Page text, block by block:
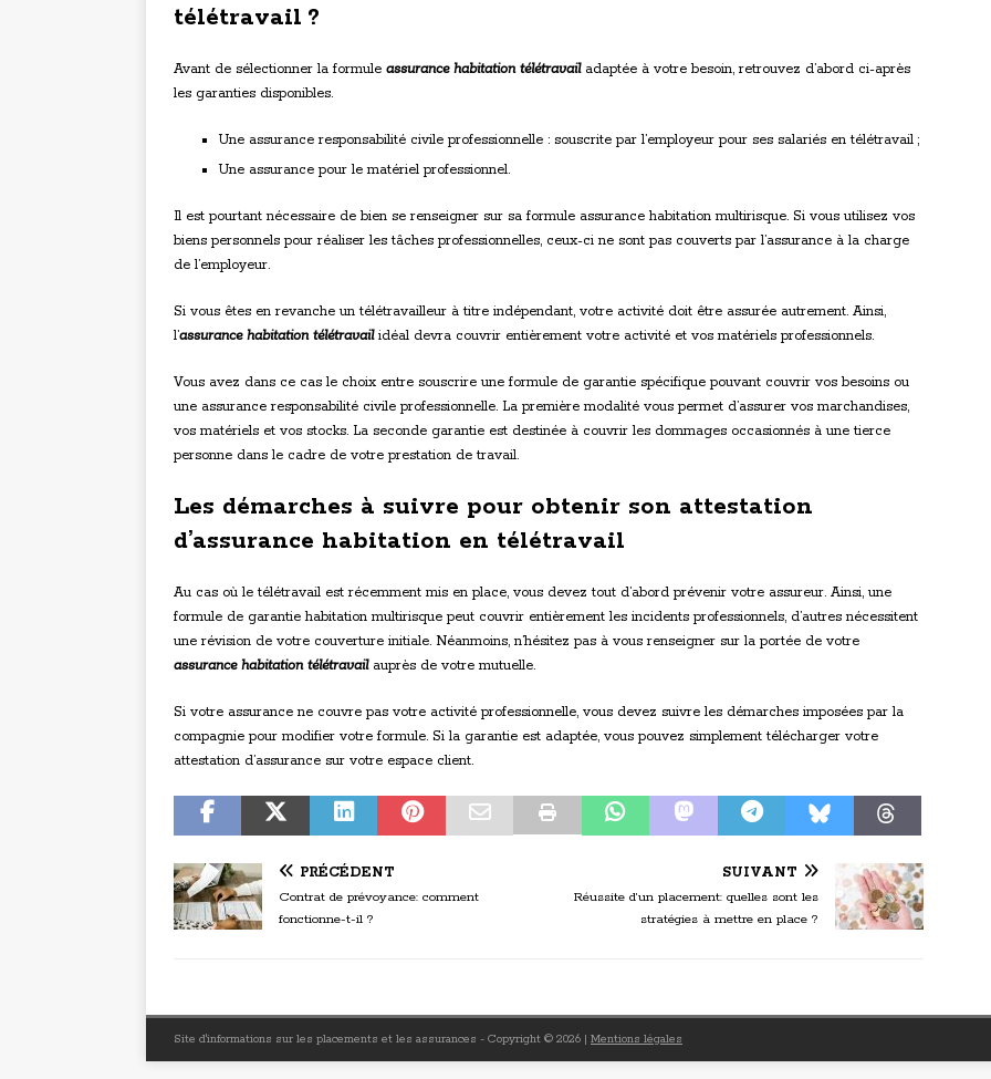
télétravail ?
Avant de sélectionner la formule assurance habitation télétravailadaptée à votre besoin, retrouvez d’abord ci-après
les garanties disponibles.
Une assurance responsabilité civile professionnelle : souscrite par l’employeur pour ses salariés en télétravail ;
Une assurance pour le matériel professionnel.
Il est pourtant nécessaire de bien se renseigner sur sa formule assurance habitation multirisque. Si vous utilisez vos
biens personnels pour réaliser les tâches professionnelles, ceux-ci ne sont pas couverts par l’assurance à la charge
de l’employeur.
Si vous êtes en revanche un télétravailleur à titre indépendant, votre activité doit être assurée autrement. Ainsi,
l’assurance habitation télétravail idéal devra couvrir entièrement votre activité et vos matériels professionnels.
Vous avez dans ce cas le choix entre souscrire une formule de garantie spécifique pouvant couvrir vos besoins ou
une assurance responsabilité civile professionnelle. La première modalité vous permet d’assurer vos marchandises,
vos matériels et vos stocks. La seconde garantie est destinée à couvrir les dommages occasionnés à une tierce
personne dans le cadre de votre prestation de travail.
Les démarches à suivre pour obtenir son attestation
d’assurance habitation en télétravail
Au cas où le télétravail est récemment mis en place, vous devez tout d’abord prévenir votre assureur. Ainsi, une
formule de garantie habitation multirisque peut couvrir entièrement les incidents professionnels, d’autres nécessitent
une révision de votre couverture initiale. Néanmoins, n’hésitez pas à vous renseigner sur la portée de votre
assurance habitation télétravailauprès de votre mutuelle.
Si votre assurance ne couvre pas votre activité professionnelle, vous devez suivre les démarches imposées par la
compagnie pour modifier votre formule. Si la garantie est adaptée, vous pouvez simplement télécharger votre
attestation d’assurance sur votre espace client.
PRÉCÉDENT
Contrat de prévoyance: comment
fonctionne-t-il ?
SUIVANT
Réussite d’un placement: quelles sont les
stratégies à mettre en place ?
Site d'informations sur les placements et les assurances - Copyright © 2026 | Mentions légales